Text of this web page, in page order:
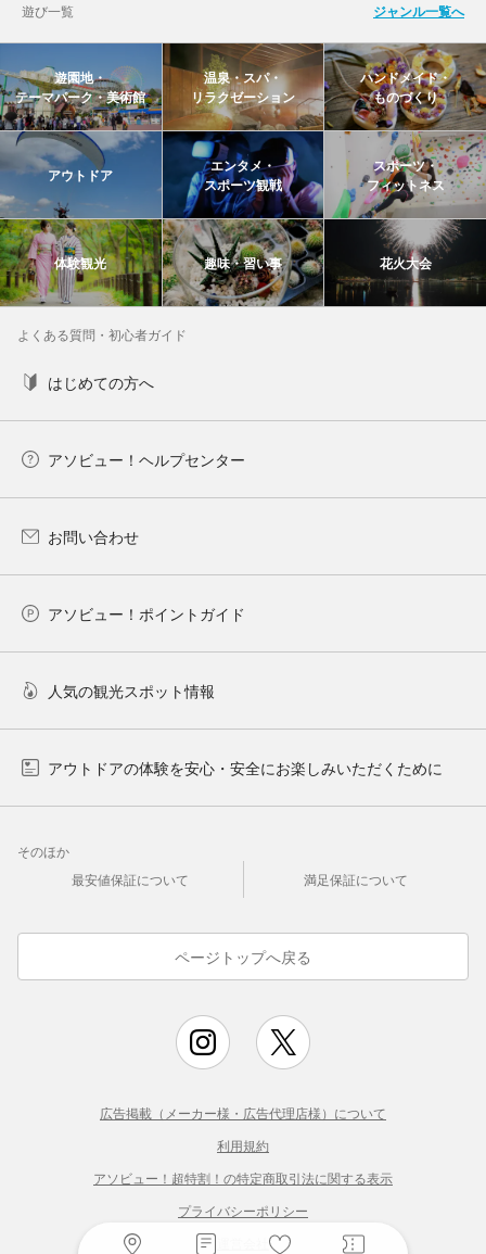
遊び一覧 ジャンル一覧へ
遊園地・
テーマパーク・美術館
温泉・スパ・
リラクゼーション
ハンドメイド・
ものづくり
アウトドア
エンタメ・
スポーツ観戦
スポーツ・
フィットネス
体験観光 趣味・習い事 花火大会
よくある質問・初心者ガイド
はじめての方へ
アソビュー！ヘルプセンター
お問い合わせ
アソビュー！ポイントガイド
人気の観光スポット情報
アウトドアの体験を安心・安全にお楽しみいただくために
そのほか
最安値保証について
満足保証について
ページトップへ戻る
広告掲載（メーカー様・広告代理店様）について
利用規約
アソビュー！超特割！の特定商取引法に関する表示
プライバシーポリシー